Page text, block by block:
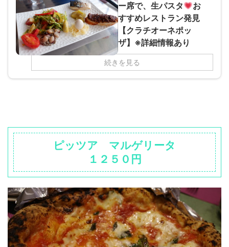
ー席で、生パスタ
お
すすめレストラン発見
【クラチオーネポッ
ザ】※詳細情報あり
続きを見る
ピッツア マルゲリータ
１２５０円